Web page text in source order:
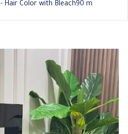
صبغة مع تفتيح لون الشعر - Hair Color with Bleach90 m